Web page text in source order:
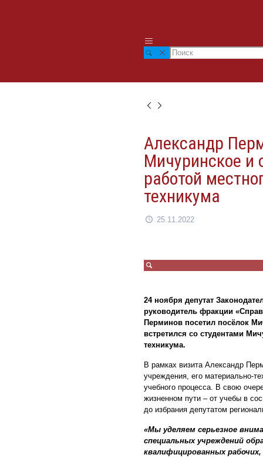
Александр
Мичуринское и
работой
техникума
25.11.2022
24 ноября депутат
руководитель фракции
Перминов посетил посёлок
встретился со студентами
техникума.
В рамках визита Александр
учреждения, его материально-
учебного процесса. В свою
жизненном пути – от учебы в
до избрания депутатом
«Мы уделяем серьезное
специальных учреждений
квалифицированных